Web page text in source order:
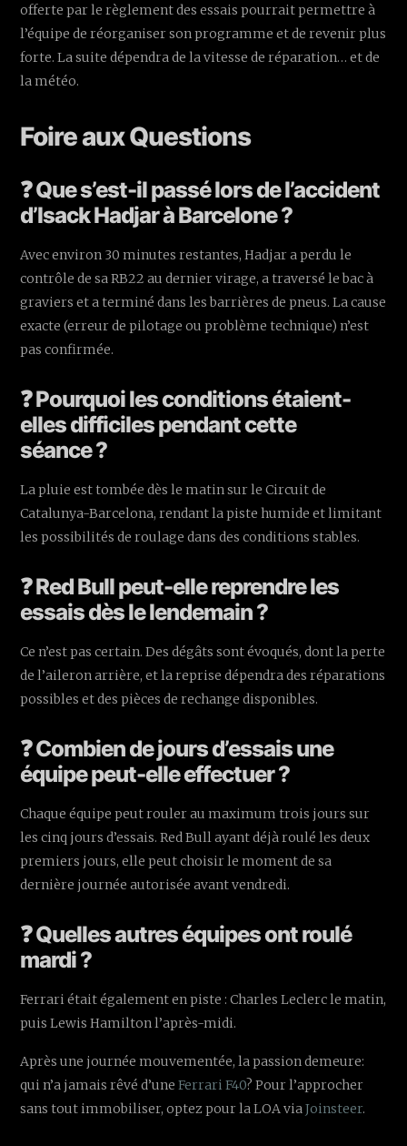
offerte par le règlement des essais pourrait permettre à
l’équipe de réorganiser son programme et de revenir plus
forte. La suite dépendra de la vitesse de réparation… et de
la météo.
Foire aux Questions
❓ Que s’est-il passé lors de l’accident
d’Isack Hadjar à Barcelone ?
Avec environ 30 minutes restantes, Hadjar a perdu le
contrôle de sa RB22 au dernier virage, a traversé le bac à
graviers et a terminé dans les barrières de pneus. La cause
exacte (erreur de pilotage ou problème technique) n’est
pas confirmée.
❓ Pourquoi les conditions étaient-
elles difficiles pendant cette
séance ?
La pluie est tombée dès le matin sur le Circuit de
Catalunya-Barcelona, rendant la piste humide et limitant
les possibilités de roulage dans des conditions stables.
❓ Red Bull peut-elle reprendre les
essais dès le lendemain ?
Ce n’est pas certain. Des dégâts sont évoqués, dont la perte
de l’aileron arrière, et la reprise dépendra des réparations
possibles et des pièces de rechange disponibles.
❓ Combien de jours d’essais une
équipe peut-elle effectuer ?
Chaque équipe peut rouler au maximum trois jours sur
les cinq jours d’essais. Red Bull ayant déjà roulé les deux
premiers jours, elle peut choisir le moment de sa
dernière journée autorisée avant vendredi.
❓ Quelles autres équipes ont roulé
mardi ?
Ferrari était également en piste : Charles Leclerc le matin,
puis Lewis Hamilton l’après-midi.
Après une journée mouvementée, la passion demeure:
qui n’a jamais rêvé d’uneFerrari F40? Pour l’approcher
sans tout immobiliser, optez pour la LOA viaJoinsteer.